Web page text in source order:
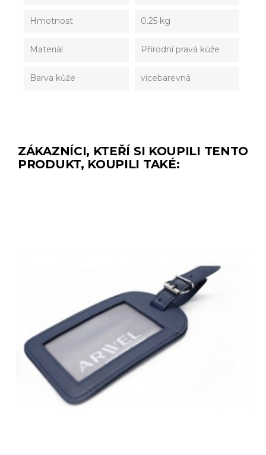
Hmotnost 0.25 kg
Materiál Přírodní pravá kůže
Barva kůže vícebarevná
ZÁKAZNÍCI, KTEŘÍ SI KOUPILI TENTO
PRODUKT, KOUPILI TAKÉ: